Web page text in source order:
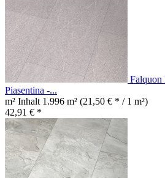
Falquon
Piasentina -...
m² Inhalt 1.996 m² (21,50 € * / 1 m²)
42,91 € *